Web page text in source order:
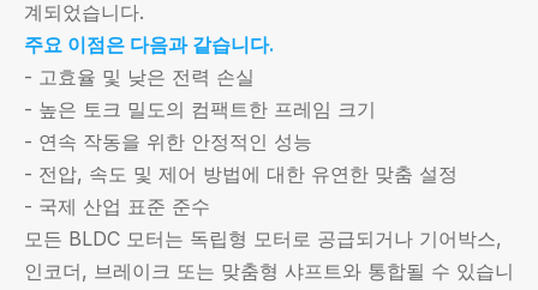
계되었습니다.
주요 이점은 다음과 같습니다.
- 고효율 및 낮은 전력 손실
- 높은 토크 밀도의 컴팩트한 프레임 크기
- 연속 작동을 위한 안정적인 성능
- 전압, 속도 및 제어 방법에 대한 유연한 맞춤 설정
- 국제 산업 표준 준수
모든 BLDC 모터는 독립형 모터로 공급되거나 기어박스,
인코더, 브레이크 또는 맞춤형 샤프트와 통합될 수 있습니